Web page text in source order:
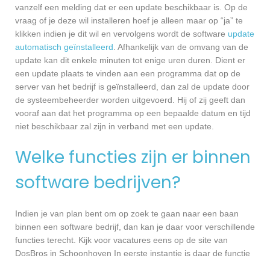
vanzelf een melding dat er een update beschikbaar is. Op de
vraag of je deze wil installeren hoef je alleen maar op “ja” te
klikken indien je dit wil en vervolgens wordt de software update
automatisch geïnstalleerd. Afhankelijk van de omvang van de
update kan dit enkele minuten tot enige uren duren. Dient er
een update plaats te vinden aan een programma dat op de
server van het bedrijf is geïnstalleerd, dan zal de update door
de systeembeheerder worden uitgevoerd. Hij of zij geeft dan
vooraf aan dat het programma op een bepaalde datum en tijd
niet beschikbaar zal zijn in verband met een update.
Welke functies zijn er binnen
software bedrijven?
Indien je van plan bent om op zoek te gaan naar een baan
binnen een software bedrijf, dan kan je daar voor verschillende
functies terecht. Kijk voor vacatures eens op de site van
DosBros in Schoonhoven In eerste instantie is daar de functie